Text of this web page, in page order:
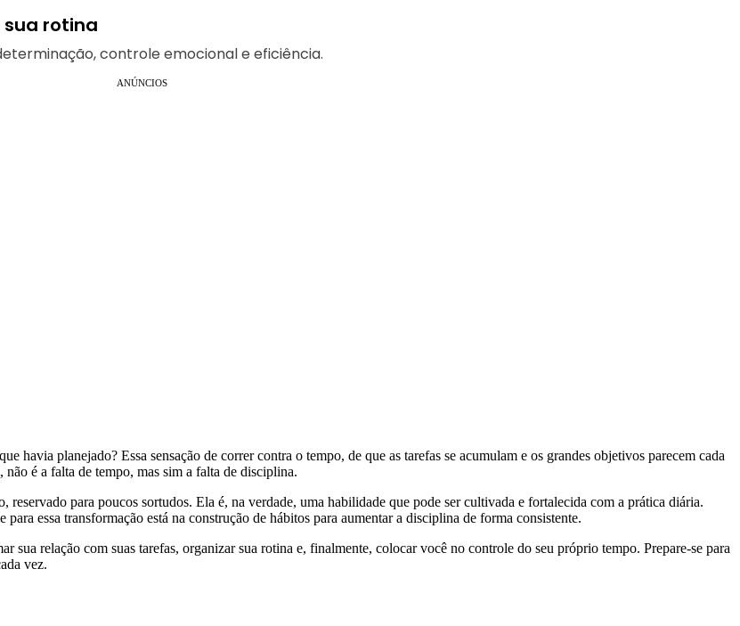
rotina
controle emocional e eficiência.
ANÚNCIOS
havia planejado? Essa sensação de correr contra o tempo, de que as tarefas se acumulam e os grandes objetivos parecem cada
é a falta de tempo, mas sim a falta de disciplina.
para poucos sortudos. Ela é, na verdade, uma habilidade que pode ser cultivada e fortalecida com a prática diária.
essa transformação está na construção de hábitos para aumentar a disciplina de forma consistente.
sua relação com suas tarefas, organizar sua rotina e, finalmente, colocar você no controle do seu próprio tempo. Prepare-se para
vez.